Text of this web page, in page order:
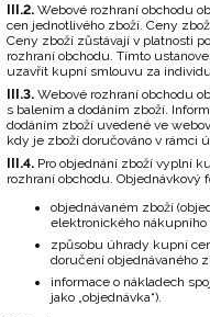
III.2. Webové rozhraní obchodu
cen jednotlivého zboží. Ceny
Ceny zboží zůstávají v platnosti
rozhraní obchodu. Tímto
uzavřít kupní smlouvu za
III.3. Webové rozhraní obchodu
s balením a dodáním zboží.
dodáním zboží uvedené ve
kdy je zboží doručováno v rámci
III.4. Pro objednání zboží vyplní
rozhraní obchodu. Objednávkový
objednávaném zboží
elektronického nákupního
způsobu úhrady kupní
doručení objednávaného
informace o nákladech
jako „objednávka“).